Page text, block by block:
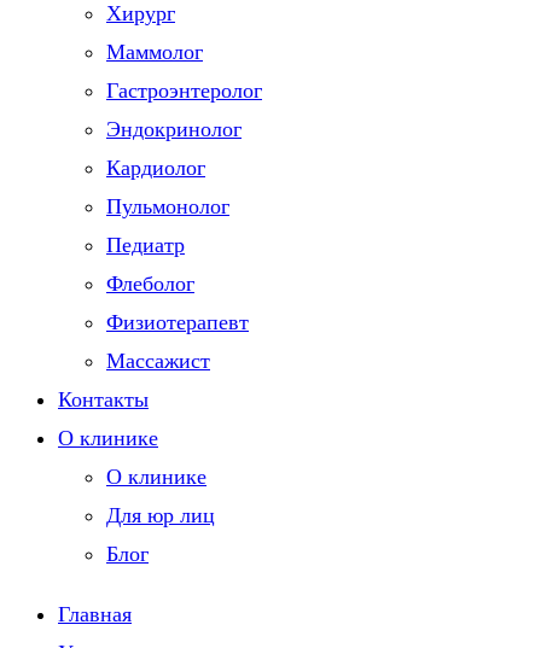
Хирург
Маммолог
Гастроэнтеролог
Эндокринолог
Кардиолог
Пульмонолог
Педиатр
Флеболог
Физиотерапевт
Массажист
Контакты
О клинике
О клинике
Для юр лиц
Блог
Главная